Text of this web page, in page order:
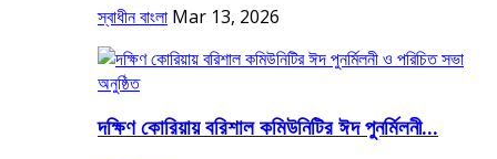
স্বাধীন বাংলা Mar 13, 2026
দক্ষিণ কোরিয়ায় বরিশাল কমিউনিটির ঈদ পুনর্মিলনী...